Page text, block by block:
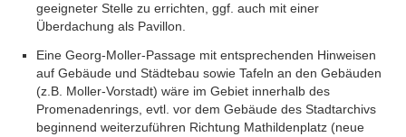
geeigneter Stelle zu errichten, ggf. auch mit einer
Überdachung als Pavillon.
Eine Georg-Moller-Passage mit entsprechenden Hinweisen
auf Gebäude und Städtebau sowie Tafeln an den Gebäuden
(z.B. Moller-Vorstadt) wäre im Gebiet innerhalb des
Promenadenrings, evtl. vor dem Gebäude des Stadtarchivs
beginnend weiterzuführen Richtung Mathildenplatz (neue